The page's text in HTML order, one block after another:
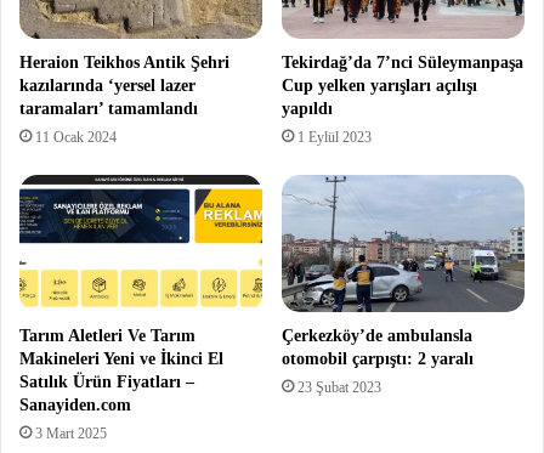
Heraion Teikhos Antik Şehri
kazılarında ‘yersel lazer
taramaları’ tamamlandı
11 Ocak 2024
Tekirdağ’da 7’nci Süleymanpaşa
Cup yelken yarışları açılışı
yapıldı
1 Eylül 2023
Tarım Aletleri Ve Tarım
Makineleri Yeni ve İkinci El
Satılık Ürün Fiyatları –
Sanayiden.com
3 Mart 2025
Çerkezköy’de ambulansla
otomobil çarpıştı: 2 yaralı
23 Şubat 2023